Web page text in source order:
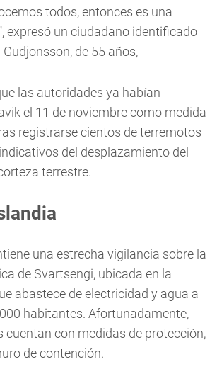
todos, entonces es una
expresó un ciudadano identificado
de 55 años,
las autoridades ya habían
el 11 de noviembre como medida
registrarse cientos de terremotos
del desplazamiento del
terrestre.
una estrecha vigilancia sobre la
de Svartsengi, ubicada en la
abastece de electricidad y agua a
habitantes. Afortunadamente,
cuentan con medidas de protección,
de contención.